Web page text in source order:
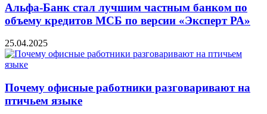
Альфа-Банк стал лучшим частным банком по
объему кредитов МСБ по версии «Эксперт РА»
25.04.2025
Почему офисные работники разговаривают на
птичьем языке